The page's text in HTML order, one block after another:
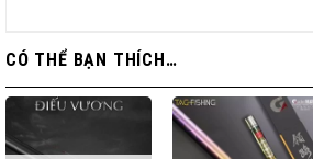
CÓ THỂ BẠN THÍCH…